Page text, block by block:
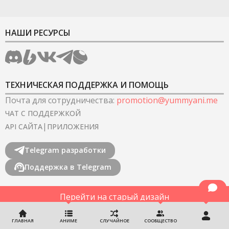
ГЛАВНАЯ АНИМЕ СЛУЧАЙНОЕ СООБЩЕСТВО
НАШИ РЕСУРСЫ
ТЕХНИЧЕСКАЯ ПОДДЕРЖКА И ПОМОЩЬ
Почта для сотрудничества: promotion@yummyani.me
ЧАТ С ПОДДЕРЖКОЙ
API САЙТА| ПРИЛОЖЕНИЯ
Telegram разработки
Поддержка в Telegram
Перейти на старый дизайн
©2022-2026YummyAnime.Все права защищены